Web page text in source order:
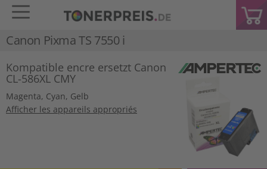
Canon Pixma TS 7550 i
Kompatible encre ersetzt Canon
CL-586XL CMY
Magenta, Cyan, Gelb
Afficher les appareils appropriés